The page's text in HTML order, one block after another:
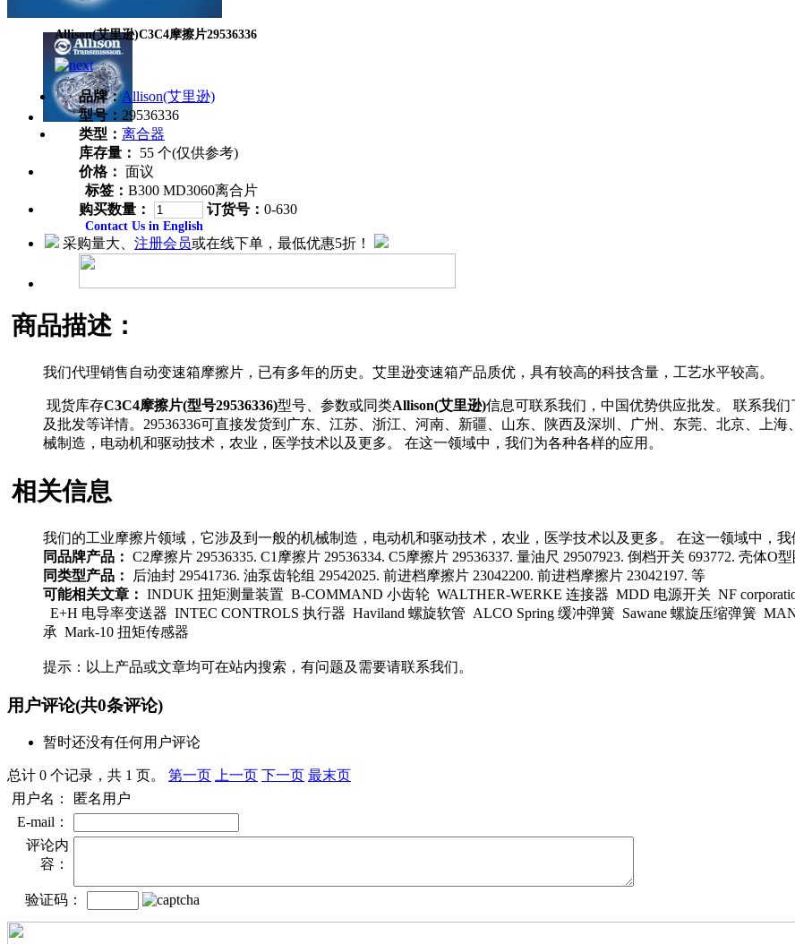
Allison(艾里逊)C3C4摩擦片29536336
品牌：Allison(艾里逊)
型号： 29536336
类型： 离合器
库存量：
55 个(仅供参考)
价格： 面议
标签： B300 MD3060离合片
购买数量：
订货号： 0-630
Contact Us in English
采购量大、 注册会员或在线下单，最低优惠5折！
商品描述：
我们代理销售自动变速箱摩擦片，已有多年的历史。艾里逊变速箱产品质优，具有较高的科技含量，工艺水平较高。
现货库存C3C4摩擦片(型号29536336)型号、参数或同类Allison(艾里逊)信息可联系我们，中国优势供应批发。 联系我
及批发等详情。29536336可直接发货到广东、江苏、浙江、河南、新疆、山东、陕西及深圳、广州、东莞、北京、上
械制造，电动机和驱动技术，农业，医学技术以及更多。 在这一领域中，我们为各种各样的应用。
相关信息
我们的工业摩擦片领域，它涉及到一般的机械制造，电动机和驱动技术，农业，医学技术以及更多。 在这一领域中，我
同品牌产品： C2摩擦片 29536335. C1摩擦片 29536334. C5摩擦片 29536337. 量油尺 29507923. 倒档开关 693772. 壳体O
同类型产品：
后油封 29541736. 油泵齿轮组 29542025. 前进档摩擦片 23042200. 前进档摩擦片 23042197. 等
可能相关文章： INDUK 扭矩测量装置 B-COMMAND 小齿轮 WALTHER-WERKE 连接器 MDD 电源开关 NF
E+H 电导率变送器 INTEC CONTROLS 执行器 Haviland 螺旋软管 ALCO Spring 缓冲弹簧 Sawane 螺旋压缩弹簧
承 Mark-10 扭矩传感器
提示：以上产品或文章均可在站内搜索，有问题及需要请联系我们。
用户评论(共0条评论)
暂时还没有任何用户评论
总计 0 个记录，共 1 页。 第一页 上一页 下一页 最末页
用户名：
匿名用户
E-mail：
评论内
容：
验证码：